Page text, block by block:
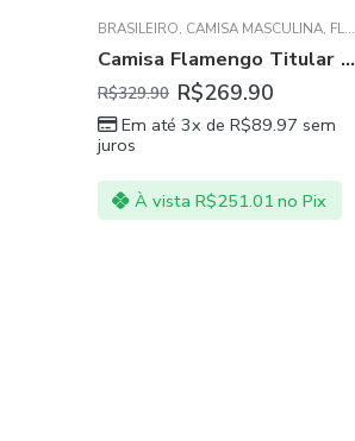
BRASILEIRO, CAMISA MASCULINA, FLAMENGO
Camisa Flamengo Titular Vermelha 2021/22 Masculina
R$329.90 R$269.90
Em até 3x de R$89.97 sem
juros
À vista R$251.01 no Pix